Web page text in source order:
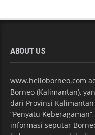
ABOUT US
www.helloborneo.com
Borneo (Kalimantan),
dari Provinsi
“Penyatu
informasi seputar